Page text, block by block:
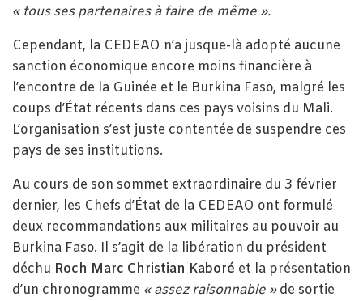
« tous ses partenaires à faire de même ».
Cependant, la CEDEAO n’a jusque-là adopté aucune
sanction économique encore moins financière à
l’encontre de la Guinée et le Burkina Faso, malgré les
coups d’État récents dans ces pays voisins du Mali.
L’organisation s’est juste contentée de suspendre ces
pays de ses institutions.
Au cours de son sommet extraordinaire du 3 février
dernier, les Chefs d’État de la CEDEAO ont formulé
deux recommandations aux militaires au pouvoir au
Burkina Faso. Il s’agit de la libération du président
déchu Roch Marc Christian Kaboré et la présentation
d’un chronogramme « assez raisonnable »de sortie